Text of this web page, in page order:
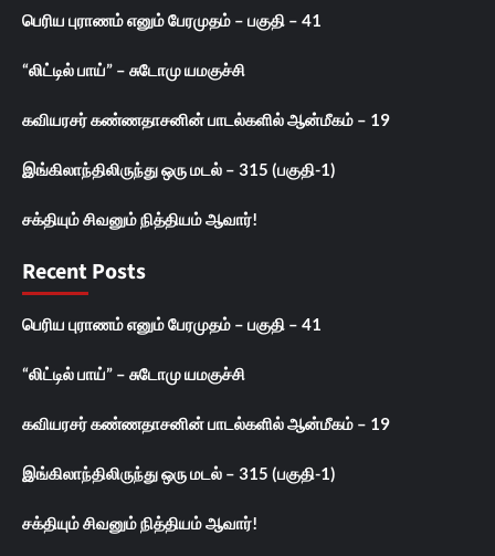
பெரிய புராணம் எனும் பேரமுதம் – பகுதி – 41
“லிட்டில் பாய்” – சுடோமு யமகுச்சி
கவியரசர் கண்ணதாசனின் பாடல்களில் ஆன்மீகம் – 19
இங்கிலாந்திலிருந்து ஒரு மடல் – 315 (பகுதி-1)
சக்தியும் சிவனும் நித்தியம் ஆவார்!
Recent Posts
பெரிய புராணம் எனும் பேரமுதம் – பகுதி – 41
“லிட்டில் பாய்” – சுடோமு யமகுச்சி
கவியரசர் கண்ணதாசனின் பாடல்களில் ஆன்மீகம் – 19
இங்கிலாந்திலிருந்து ஒரு மடல் – 315 (பகுதி-1)
சக்தியும் சிவனும் நித்தியம் ஆவார்!